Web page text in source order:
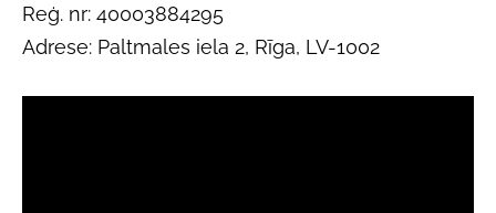
Reģ. nr: 40003884295
Adrese: Paltmales iela 2, Rīga, LV-1002